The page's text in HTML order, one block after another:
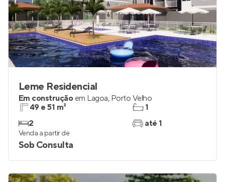
Leme Residencial
Em construção em Lagoa, Porto Velho
49 e 51 m²
2
1
até 1
Venda a partir de
Sob Consulta